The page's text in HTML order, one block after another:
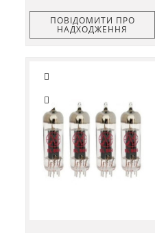
ПОВІДОМИТИ ПРО
НАДХОДЖЕННЯ